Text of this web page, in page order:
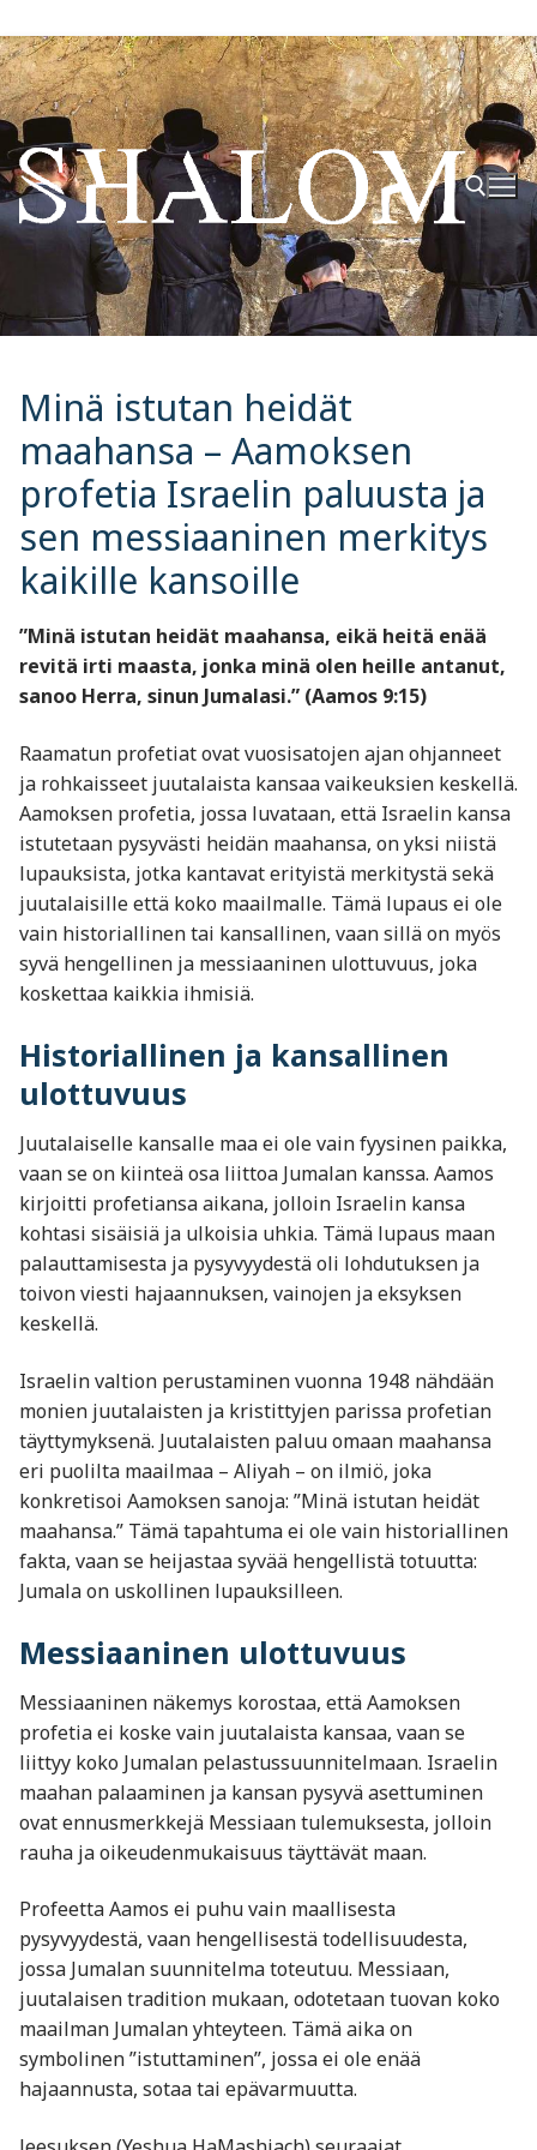
Hyppää
sisältöön
Hae:
Minä istutan heidät
maahansa – Aamoksen
profetia Israelin paluusta ja
sen messiaaninen merkitys
kaikille kansoille
”Minä istutan heidät maahansa, eikä heitä enää
revitä irti maasta, jonka minä olen heille antanut,
sanoo Herra, sinun Jumalasi.” (Aamos 9:15)
Raamatun profetiat ovat vuosisatojen ajan ohjanneet
ja rohkaisseet juutalaista kansaa vaikeuksien keskellä.
Aamoksen profetia, jossa luvataan, että Israelin kansa
istutetaan pysyvästi heidän maahansa, on yksi niistä
lupauksista, jotka kantavat erityistä merkitystä sekä
juutalaisille että koko maailmalle. Tämä lupaus ei ole
vain historiallinen tai kansallinen, vaan sillä on myös
syvä hengellinen ja messiaaninen ulottuvuus, joka
koskettaa kaikkia ihmisiä.
Historiallinen ja kansallinen
ulottuvuus
Juutalaiselle kansalle maa ei ole vain fyysinen paikka,
vaan se on kiinteä osa liittoa Jumalan kanssa. Aamos
kirjoitti profetiansa aikana, jolloin Israelin kansa
kohtasi sisäisiä ja ulkoisia uhkia. Tämä lupaus maan
palauttamisesta ja pysyvyydestä oli lohdutuksen ja
toivon viesti hajaannuksen, vainojen ja eksyksen
keskellä.
Israelin valtion perustaminen vuonna 1948 nähdään
monien juutalaisten ja kristittyjen parissa profetian
täyttymyksenä. Juutalaisten paluu omaan maahansa
eri puolilta maailmaa – Aliyah – on ilmiö, joka
konkretisoi Aamoksen sanoja: ”Minä istutan heidät
maahansa.” Tämä tapahtuma ei ole vain historiallinen
fakta, vaan se heijastaa syvää hengellistä totuutta:
Jumala on uskollinen lupauksilleen.
Messiaaninen ulottuvuus
Messiaaninen näkemys korostaa, että Aamoksen
profetia ei koske vain juutalaista kansaa, vaan se
liittyy koko Jumalan pelastussuunnitelmaan. Israelin
maahan palaaminen ja kansan pysyvä asettuminen
ovat ennusmerkkejä Messiaan tulemuksesta, jolloin
rauha ja oikeudenmukaisuus täyttävät maan.
Profeetta Aamos ei puhu vain maallisesta
pysyvyydestä, vaan hengellisestä todellisuudesta,
jossa Jumalan suunnitelma toteutuu. Messiaan,
juutalaisen tradition mukaan, odotetaan tuovan koko
maailman Jumalan yhteyteen. Tämä aika on
symbolinen ”istuttaminen”, jossa ei ole enää
hajaannusta, sotaa tai epävarmuutta.